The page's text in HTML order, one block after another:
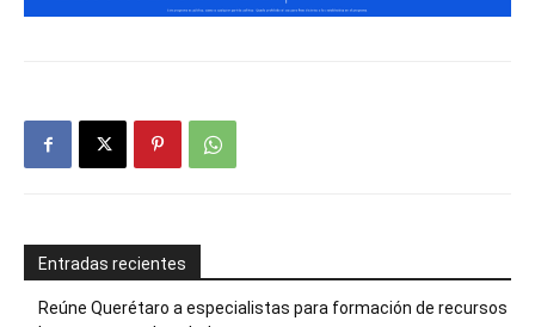
Entradas recientes
Reúne Querétaro a especialistas para formación de recursos